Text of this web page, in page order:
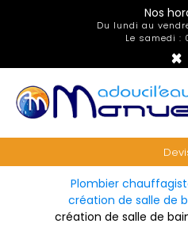
Nos
Du lundi au
Le samedi :
×
Plombier
création de salle de
création de salle de
Panneau de gestion des cookies